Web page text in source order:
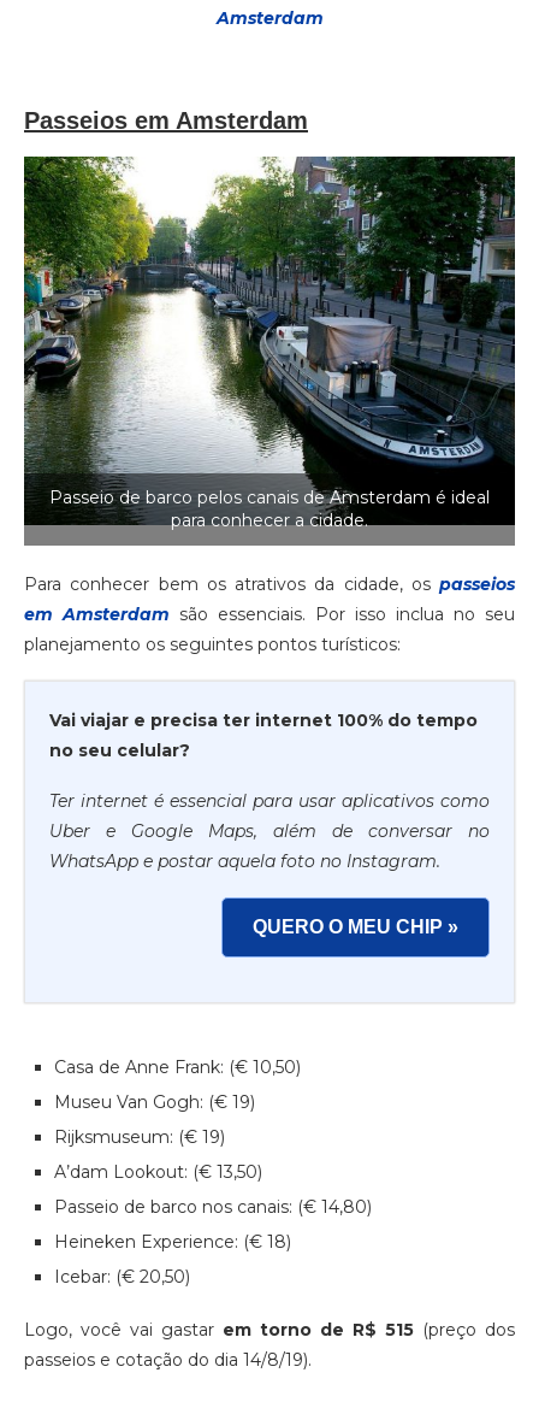
Amsterdam
Passeios em Amsterdam
Passeio de barco pelos canais de Amsterdam é ideal
para conhecer a cidade.
Para conhecer bem os atrativos da cidade, os passeios
em Amsterdam são essenciais. Por isso inclua no seu
planejamento os seguintes pontos turísticos:
Vai viajar e precisa ter internet 100% do tempo
no seu celular?
Ter internet é essencial para usar aplicativos como
Uber e Google Maps, além de conversar no
WhatsApp e postar aquela foto no Instagram.
QUERO O MEU CHIP »
Casa de Anne Frank: (€ 10,50)
Museu Van Gogh: (€ 19)
Rijksmuseum: (€ 19)
A’dam Lookout: (€ 13,50)
Passeio de barco nos canais: (€ 14,80)
Heineken Experience: (€ 18)
Icebar: (€ 20,50)
Logo, você vai gastar em torno de R$ 515 (preço dos
passeios e cotação do dia 14/8/19).